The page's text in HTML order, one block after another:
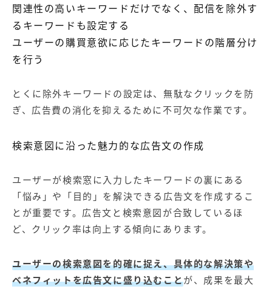
関連性の高いキーワードだけでなく、配信を除外す
るキーワードも設定する
ユーザーの購買意欲に応じたキーワードの階層分け
を行う
とくに除外キーワードの設定は、無駄なクリックを防
ぎ、広告費の消化を抑えるために不可欠な作業です。
検索意図に沿った魅力的な広告文の作成
ユーザーが検索窓に入力したキーワードの裏にある
「悩み」や「目的」を解決できる広告文を作成するこ
とが重要です。広告文と検索意図が合致しているほ
ど、クリック率は向上する傾向にあります。
ユーザーの検索意図を的確に捉え、具体的な解決策や
ベネフィットを広告文に盛り込むことが、成果を最大